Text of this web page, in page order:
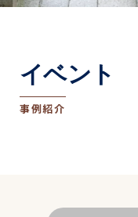
イベント
事例紹介